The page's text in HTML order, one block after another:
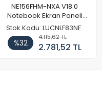
NE156FHM-NXA V18.0
Notebook Ekran Paneli
144Hz
Stok Kodu: LUCNLF83NF
%32
4.115,62 TL
2.781,52 TL